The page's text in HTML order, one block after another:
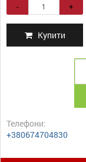
- +
Купити
Телефони:
+380674704830